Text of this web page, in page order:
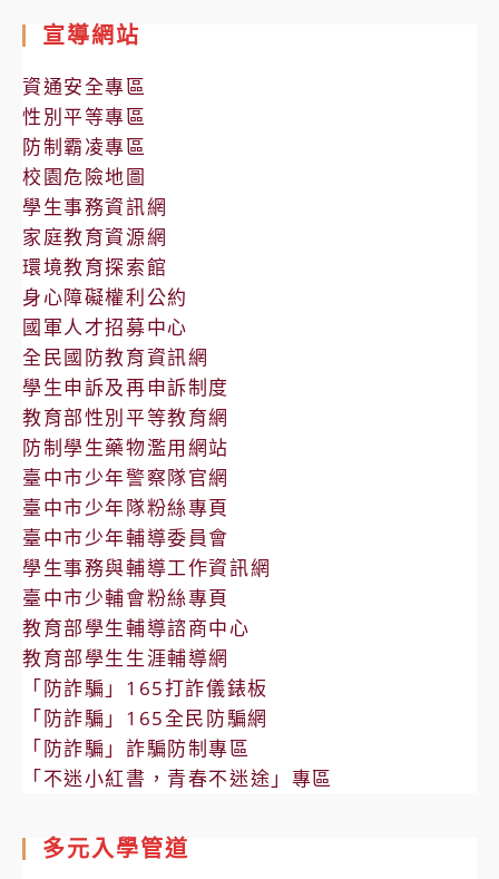
公
告
宣導網站
資通安全專區
性別平等專區
防制霸凌專區
校園危險地圖
學生事務資訊網
家庭教育資源網
環境教育探索館
身心障礙權利公約
國軍人才招募中心
全民國防教育資訊網
學生申訴及再申訴制度
教育部性別平等教育網
防制學生藥物濫用網站
臺中市少年警察隊官網
臺中市少年隊粉絲專頁
臺中市少年輔導委員會
學生事務與輔導工作資訊網
臺中市少輔會粉絲專頁
教育部學生輔導諮商中心
教育部學生生涯輔導網
「防詐騙」165打詐儀錶板
「防詐騙」165全民防騙網
「防詐騙」詐騙防制專區
「不迷小紅書，青春不迷途」專區
多元入學管道